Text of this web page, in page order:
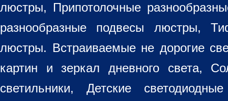
люстры, Припотолочные
разнообразные подвесы люстры,
люстры. Встраиваемые не дорогие
картин и зеркал дневного света,
светильники, Детские